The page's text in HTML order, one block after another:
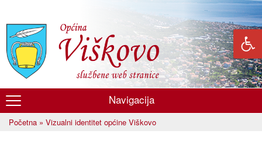
glavni
sadržaj
Općina
Viškovo
Navigacija
Početna » Vizualni identitet općine Viškovo